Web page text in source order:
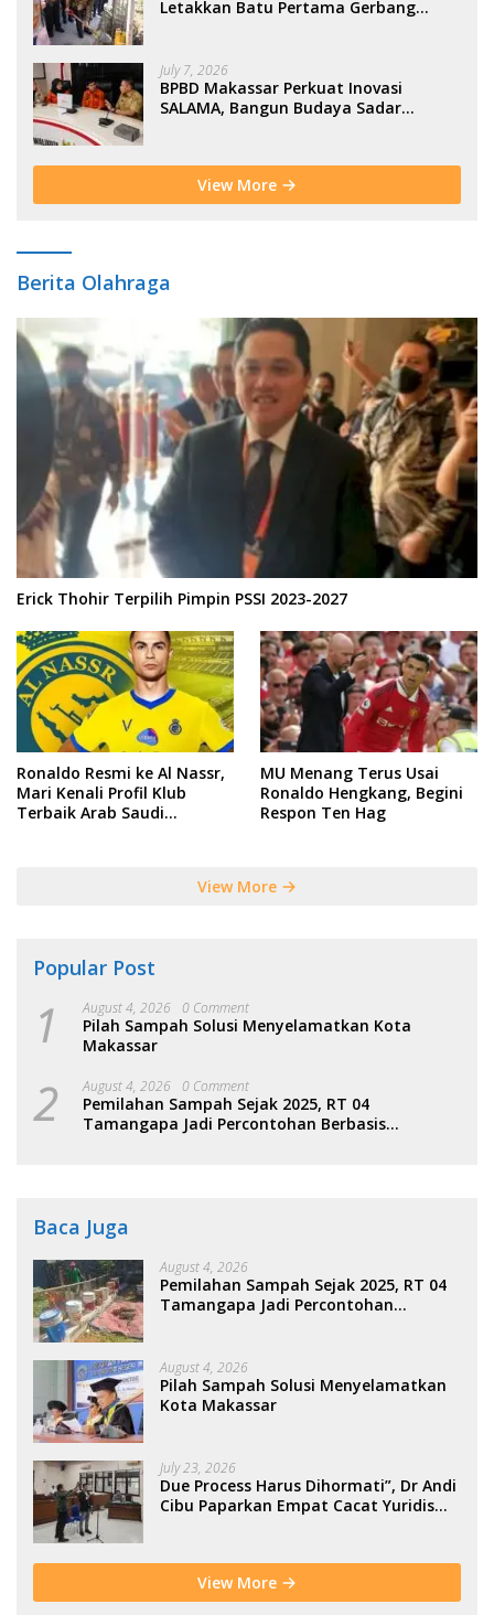
Letakkan Batu Pertama Gerbang
July 7, 2026
BPBD Makassar Perkuat Inovasi
SALAMA, Bangun Budaya Sadar
View More
Berita Olahraga
Erick Thohir Terpilih Pimpin PSSI 2023-2027
Ronaldo Resmi ke Al Nassr,
Mari Kenali Profil Klub
Terbaik Arab Saudi
MU Menang Terus Usai
Ronaldo Hengkang, Begini
Respon Ten Hag
View More
Popular Post
1 August 4, 2026 0 Comment
Pilah Sampah Solusi Menyelamatkan Kota
Makassar
2 August 4, 2026 0 Comment
Pemilahan Sampah Sejak 2025, RT 04
Tamangapa Jadi Percontohan Berbasis
Baca Juga
August 4, 2026
Pemilahan Sampah Sejak 2025, RT 04
Tamangapa Jadi Percontohan
August 4, 2026
Pilah Sampah Solusi Menyelamatkan
Kota Makassar
July 23, 2026
Due Process Harus Dihormati”, Dr Andi
Cibu Paparkan Empat Cacat Yuridis
View More